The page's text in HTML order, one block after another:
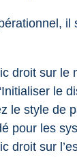
il
droit sur le
le
le style de
pour les
droit sur